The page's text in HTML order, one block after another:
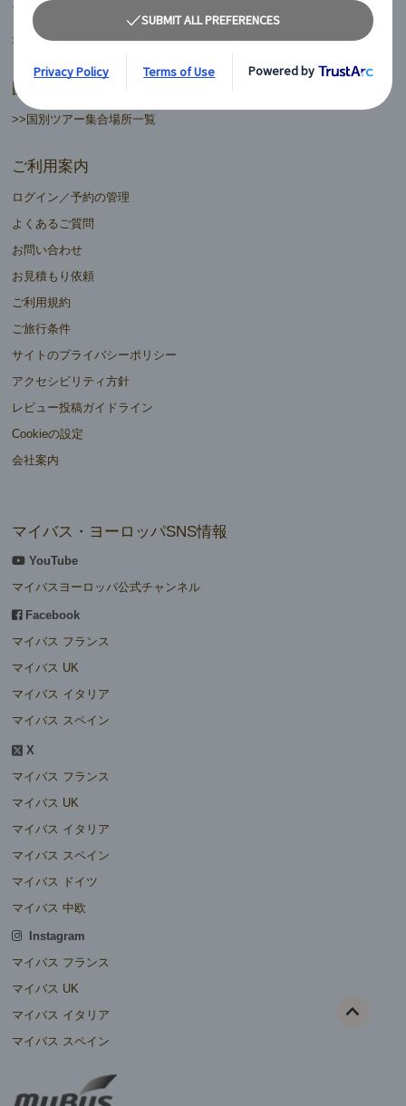
マイバス日本語ツアーデスク
>>日本語ツアーデスク一覧
国別ツアー集合場所
>>国別ツアー集合場所一覧
ご利用案内
ログイン／予約の管理
よくあるご質問
お問い合わせ
お見積もり依頼
ご利用規約
ご旅行条件
サイトのプライバシーポリシー
アクセシビリティ方針
レビュー投稿ガイドライン
Cookieの設定
会社案内
マイバス・ヨーロッパSNS情報
YouTube
マイバスヨーロッパ公式チャンネル
Facebook
マイバス フランス
マイバス UK
マイバス イタリア
マイバス スペイン
X
マイバス フランス
マイバス UK
マイバス イタリア
マイバス スペイン
マイバス ドイツ
マイバス 中欧
Instagram
マイバス フランス
マイバス UK
マイバス イタリア
マイバス スペイン